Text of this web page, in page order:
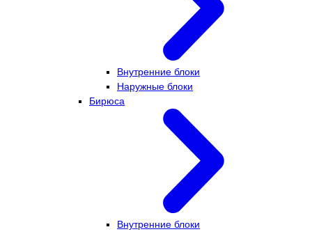
Внутренние блоки
Наружные блоки
Бирюса
Внутренние блоки